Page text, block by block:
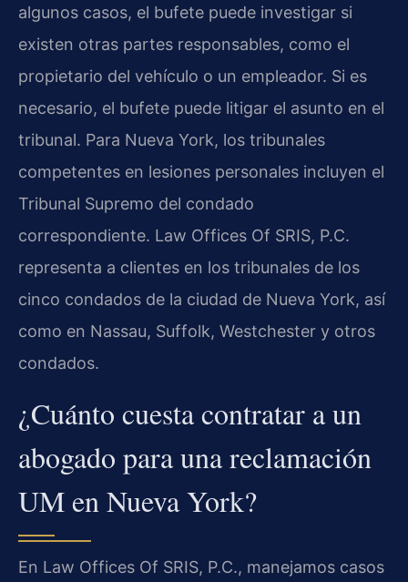
algunos casos, el bufete puede investigar si
existen otras partes responsables, como el
propietario del vehículo o un empleador. Si es
necesario, el bufete puede litigar el asunto en el
tribunal. Para Nueva York, los tribunales
competentes en lesiones personales incluyen el
Tribunal Supremo del condado
correspondiente. Law Offices Of SRIS, P.C.
representa a clientes en los tribunales de los
cinco condados de la ciudad de Nueva York, así
como en Nassau, Suffolk, Westchester y otros
condados.
¿Cuánto cuesta contratar a un
abogado para una reclamación
UM en Nueva York?
En Law Offices Of SRIS, P.C., manejamos casos